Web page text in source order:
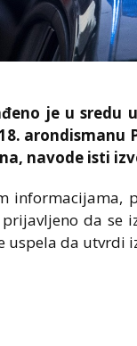
je u
18.
navode isti
da se
uspela da utvrdi